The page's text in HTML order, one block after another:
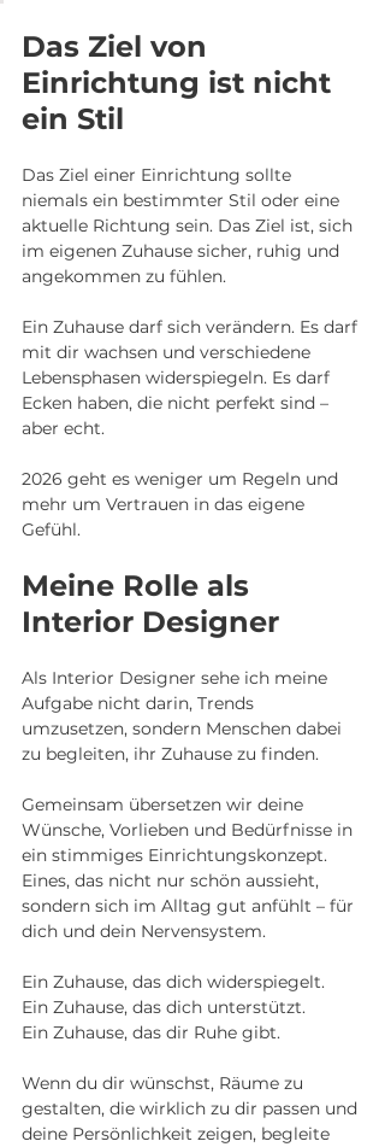
Das Ziel von
Einrichtung ist nicht
ein Stil
Das Ziel einer Einrichtung sollte
niemals ein bestimmter Stil oder eine
aktuelle Richtung sein. Das Ziel ist, sich
im eigenen Zuhause sicher, ruhig und
angekommen zu fühlen.
Ein Zuhause darf sich verändern. Es darf
mit dir wachsen und verschiedene
Lebensphasen widerspiegeln. Es darf
Ecken haben, die nicht perfekt sind –
aber echt.
2026 geht es weniger um Regeln und
mehr um Vertrauen in das eigene
Gefühl.
Meine Rolle als
Interior Designer
Als Interior Designer sehe ich meine
Aufgabe nicht darin, Trends
umzusetzen, sondern Menschen dabei
zu begleiten, ihr Zuhause zu finden.
Gemeinsam übersetzen wir deine
Wünsche, Vorlieben und Bedürfnisse in
ein stimmiges Einrichtungskonzept.
Eines, das nicht nur schön aussieht,
sondern sich im Alltag gut anfühlt – für
dich und dein Nervensystem.
Ein Zuhause, das dich widerspiegelt.
Ein Zuhause, das dich unterstützt.
Ein Zuhause, das dir Ruhe gibt.
Wenn du dir wünschst, Räume zu
gestalten, die wirklich zu dir passen und
deine Persönlichkeit zeigen, begleite